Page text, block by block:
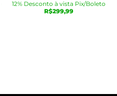
12% Desconto à vista Pix/Boleto
R$299,99